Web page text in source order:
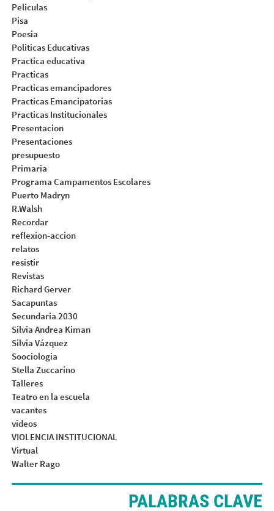
Peliculas
Pisa
Poesia
Politicas Educativas
Practica educativa
Practicas
Practicas emancipadores
Practicas Emancipatorias
Practicas Institucionales
Presentacion
Presentaciones
presupuesto
Primaria
Programa Campamentos Escolares
Puerto Madryn
R.Walsh
Recordar
reflexion-accion
relatos
resistir
Revistas
Richard Gerver
Sacapuntas
Secundaria 2030
Silvia Andrea Kiman
Silvia Vázquez
Soociologia
Stella Zuccarino
Talleres
Teatro en la escuela
vacantes
videos
VIOLENCIA INSTITUCIONAL
Virtual
Walter Rago
PALABRAS CLAVE